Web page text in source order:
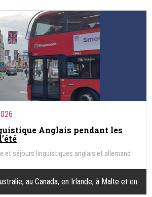
Anglais pendant les
et séjours linguistiques anglais et allemand
au Canada, en Irlande, à Malte et en